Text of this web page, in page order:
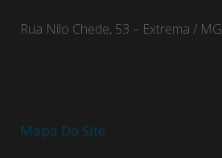
Rua Nilo Chede, 53 – Extrema / MG
Mapa Do Site